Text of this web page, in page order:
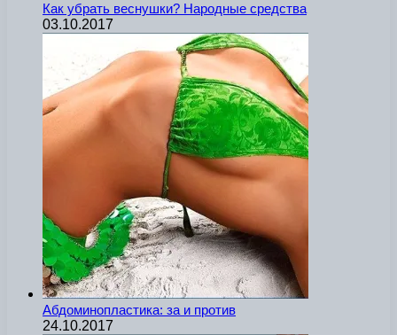
Как убрать веснушки? Народные средства
03.10.2017
Абдоминопластика: за и против
24.10.2017